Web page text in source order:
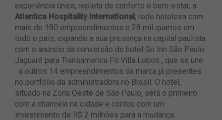
experiência única, repleta de conforto e bem-estar, a
Atlantica Hospitality International , rede hoteleira com
mais de 180 empreendimentos e 28 mil quartos em
todo o país, expande a sua presença na capital paulista
com o anúncio da conversão do hotel Go Inn São Paulo
Jaguaré para Transamerica Fit Villa Lobos , que se une
a outros 14 empreendimentos da marca já presentes
no portfólio da administradora no Brasil. O hotel,
situado na Zona Oeste de São Paulo, será o primeiro
com a chancela na cidade e contou com um
investimento de R$ 2 milhões para a mudança.